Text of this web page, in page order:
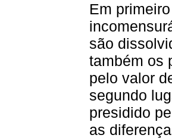
Em
são
também os
pelo valor
segundo
presidido
as